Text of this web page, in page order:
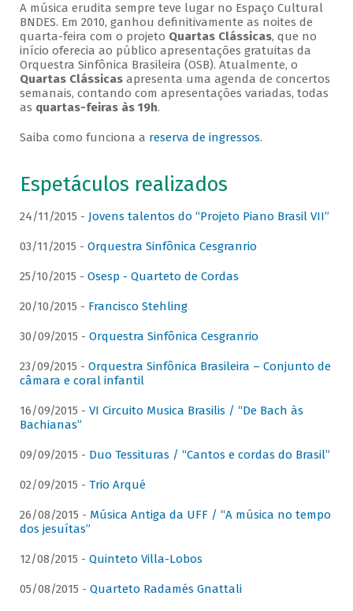
A música erudita sempre teve lugar no Espaço Cultural
BNDES. Em 2010, ganhou definitivamente as noites de
quarta-feira com o projeto Quartas Clássicas, que no
início oferecia ao público apresentações gratuitas da
Orquestra Sinfônica Brasileira (OSB). Atualmente, o
Quartas Clássicasapresenta uma agenda de concertos
semanais, contando com apresentações variadas, todas
as quartas-feiras às 19h.
Saiba como funciona a reserva de ingressos.
Espetáculos realizados
24/11/2015 - Jovens talentos do “Projeto Piano Brasil VII”
03/11/2015 - Orquestra Sinfônica Cesgranrio
25/10/2015 - Osesp - Quarteto de Cordas
20/10/2015 - Francisco Stehling
30/09/2015 - Orquestra Sinfônica Cesgranrio
23/09/2015 - Orquestra Sinfônica Brasileira – Conjunto de
câmara e coral infantil
16/09/2015 - VI Circuito Musica Brasilis / “De Bach às
Bachianas”
09/09/2015 - Duo Tessituras / “Cantos e cordas do Brasil”
02/09/2015 - Trio Arqué
26/08/2015 - Música Antiga da UFF / “A música no tempo
dos jesuítas”
12/08/2015 - Quinteto Villa-Lobos
05/08/2015 - Quarteto Radamés Gnattali